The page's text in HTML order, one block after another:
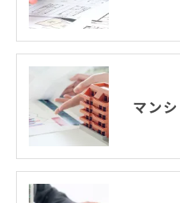
マン